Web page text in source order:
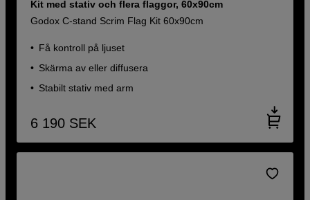
Kit med stativ och flera flaggor, 60x90cm
Godox C-stand Scrim Flag Kit 60x90cm
Få kontroll på ljuset
Skärma av eller diffusera
Stabilt stativ med arm
6 190 SEK